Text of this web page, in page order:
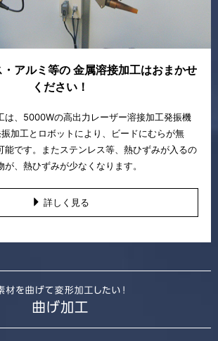
アルミ等の 金属溶接加工はおまかせ
ください！
は、5000Wの高出力レーザー溶接加工発振機
加工とロボットにより、ビードにむらが無
能です。またステンレス等、熱ひずみが入るの
、熱ひずみが少なくなります。
詳しく見る